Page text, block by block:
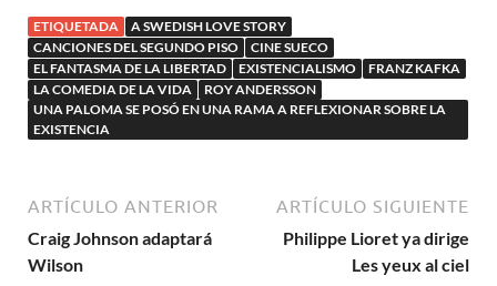
ETIQUETADA
A SWEDISH LOVE STORY
CANCIONES DEL SEGUNDO PISO
CINE SUECO
EL FANTASMA DE LA LIBERTAD
EXISTENCIALISMO
FRANZ KAFKA
LA COMEDIA DE LA VIDA
ROY ANDERSSON
UNA PALOMA SE POSÓ EN UNA RAMA A REFLEXIONAR SOBRE LA
EXISTENCIA
ARTÍCULO ANTERIOR
Craig Johnson adaptará
Wilson
ARTÍCULO SIGUIENTE
Philippe Lioret ya dirige
Les yeux al ciel